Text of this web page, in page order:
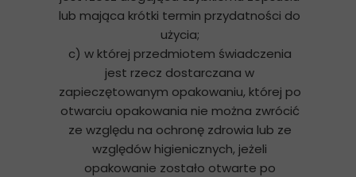
lub mająca krótki termin przydatności do
użycia;
c) w której przedmiotem świadczenia
jest rzecz dostarczana w
zapieczętowanym opakowaniu, której po
otwarciu opakowania nie można zwrócić
ze względu na ochronę zdrowia lub ze
względów higienicznych, jeżeli
opakowanie zostało otwarte po